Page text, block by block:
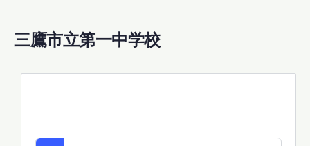
三鷹市立第一中学校